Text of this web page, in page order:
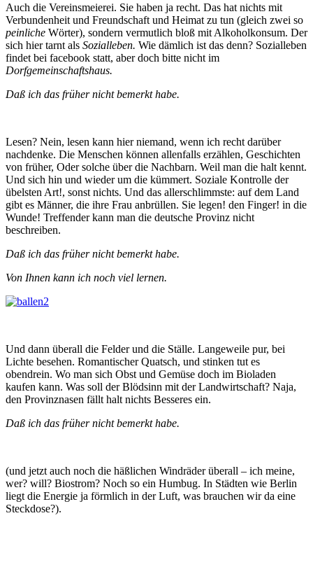
Auch die Vereinsmeierei. Sie haben ja recht. Das hat nichts mit
Verbundenheit und Freundschaft und Heimat zu tun (gleich zwei so
peinliche Wörter), sondern vermutlich bloß mit Alkoholkonsum. Der
sich hier tarnt als Sozialleben. Wie dämlich ist das denn? Sozialleben
findet bei facebook statt, aber doch bitte nicht im
Dorfgemeinschaftshaus.
Daß ich das früher nicht bemerkt habe.
Lesen? Nein, lesen kann hier niemand, wenn ich recht darüber
nachdenke. Die Menschen können allenfalls erzählen, Geschichten
von früher, Oder solche über die Nachbarn. Weil man die halt kennt.
Und sich hin und wieder um die kümmert. Soziale Kontrolle der
übelsten Art!, sonst nichts. Und das allerschlimmste: auf dem Land
gibt es Männer, die ihre Frau anbrüllen. Sie legen! den Finger! in die
Wunde! Treffender kann man die deutsche Provinz nicht
beschreiben.
Daß ich das früher nicht bemerkt habe.
Von Ihnen kann ich noch viel lernen.
Und dann überall die Felder und die Ställe. Langeweile pur, bei
Lichte besehen. Romantischer Quatsch, und stinken tut es
obendrein. Wo man sich Obst und Gemüse doch im Bioladen
kaufen kann. Was soll der Blödsinn mit der Landwirtschaft? Naja,
den Provinznasen fällt halt nichts Besseres ein.
Daß ich das früher nicht bemerkt habe.
(und jetzt auch noch die häßlichen Windräder überall – ich meine,
wer? will? Biostrom? Noch so ein Humbug. In Städten wie Berlin
liegt die Energie ja förmlich in der Luft, was brauchen wir da eine
Steckdose?).